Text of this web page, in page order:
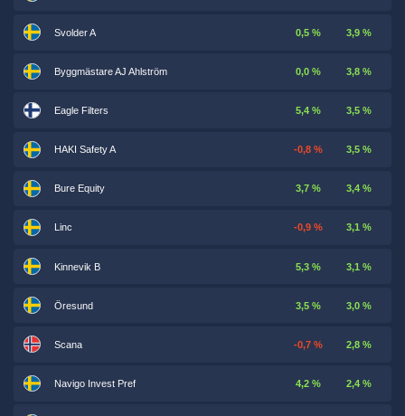
Svolder A 0,5 % 3,9 %
Byggmästare AJ Ahlström 0,0 % 3,8 %
Eagle Filters 5,4 % 3,5 %
HAKI Safety A -0,8 % 3,5 %
Bure Equity 3,7 % 3,4 %
Linc -0,9 % 3,1 %
Kinnevik B 5,3 % 3,1 %
Öresund 3,5 % 3,0 %
Scana -0,7 % 2,8 %
Navigo Invest Pref 4,2 % 2,4 %